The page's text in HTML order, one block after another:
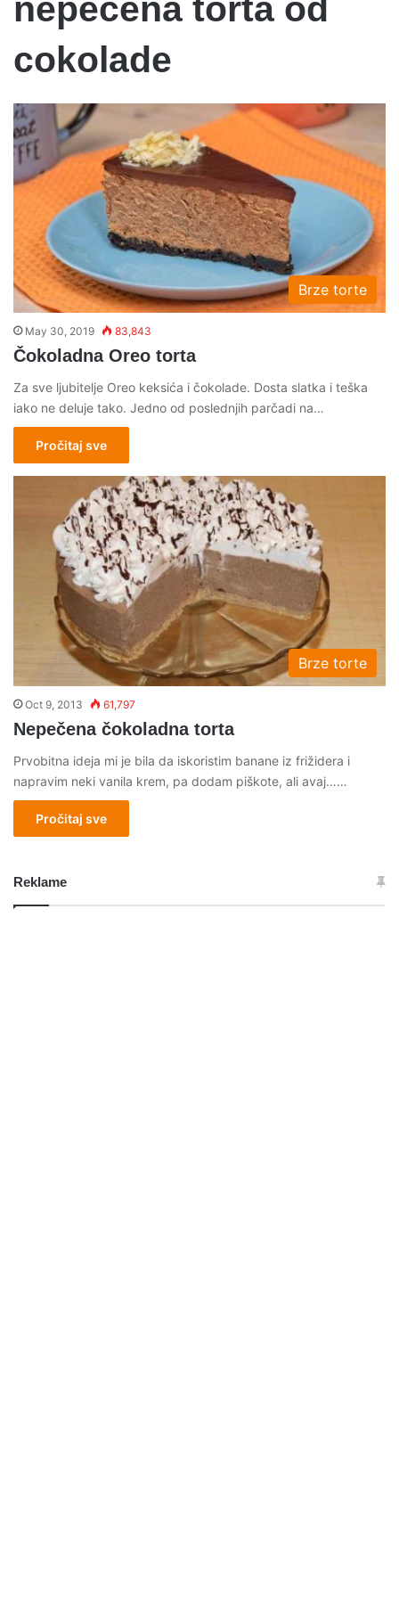
nepecena torta od
cokolade
Brze torte
May 30, 2019 83,843
Čokoladna Oreo torta
Za sve ljubitelje Oreo keksića i čokolade. Dosta slatka i teška
iako ne deluje tako. Jedno od poslednjih parčadi na…
Pročitaj sve
Brze torte
Oct 9, 2013 61,797
Nepečena čokoladna torta
Prvobitna ideja mi je bila da iskoristim banane iz frižidera i
napravim neki vanila krem, pa dodam piškote, ali avaj……
Pročitaj sve
Reklame